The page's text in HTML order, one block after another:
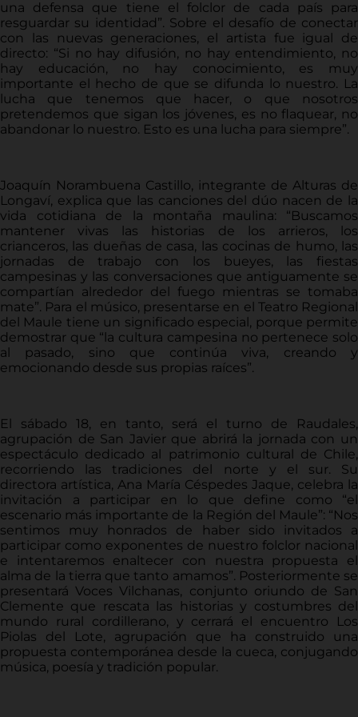
una defensa que tiene el folclor de cada país para
resguardar su identidad”. Sobre el desafío de conectar
con las nuevas generaciones, el artista fue igual de
directo: “Si no hay difusión, no hay entendimiento, no
hay educación, no hay conocimiento, es muy
importante el hecho de que se difunda lo nuestro. La
lucha que tenemos que hacer, o que nosotros
pretendemos que sigan los jóvenes, es no flaquear, no
abandonar lo nuestro. Esto es una lucha para siempre”.
Joaquín Norambuena Castillo, integrante de Alturas de
Longaví, explica que las canciones del dúo nacen de la
vida cotidiana de la montaña maulina: “Buscamos
mantener vivas las historias de los arrieros, los
crianceros, las dueñas de casa, las cocinas de humo, las
jornadas de trabajo con los bueyes, las fiestas
campesinas y las conversaciones que antiguamente se
compartían alrededor del fuego mientras se tomaba
mate”. Para el músico, presentarse en el Teatro Regional
del Maule tiene un significado especial, porque permite
demostrar que “la cultura campesina no pertenece solo
al pasado, sino que continúa viva, creando y
emocionando desde sus propias raíces”.
El sábado 18, en tanto, será el turno de Raudales,
agrupación de San Javier que abrirá la jornada con un
espectáculo dedicado al patrimonio cultural de Chile,
recorriendo las tradiciones del norte y el sur. Su
directora artística, Ana María Céspedes Jaque, celebra la
invitación a participar en lo que define como “el
escenario más importante de la Región del Maule”: “Nos
sentimos muy honrados de haber sido invitados a
participar como exponentes de nuestro folclor nacional
e intentaremos enaltecer con nuestra propuesta el
alma de la tierra que tanto amamos”. Posteriormente se
presentará Voces Vilchanas, conjunto oriundo de San
Clemente que rescata las historias y costumbres del
mundo rural cordillerano, y cerrará el encuentro Los
Piolas del Lote, agrupación que ha construido una
propuesta contemporánea desde la cueca, conjugando
música, poesía y tradición popular.